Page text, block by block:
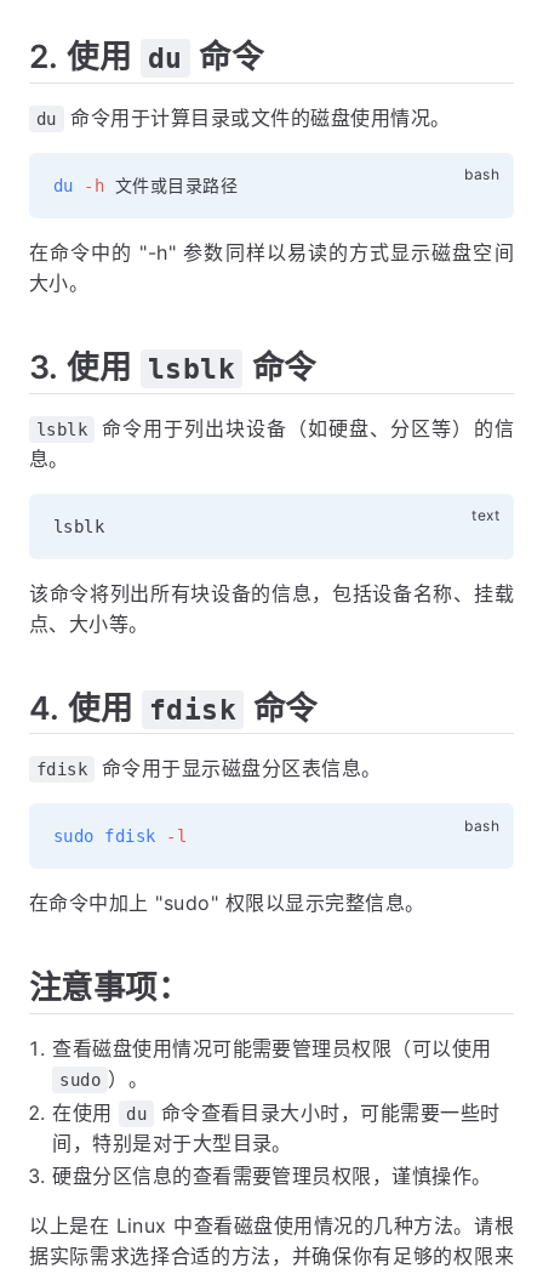
2. 使用 du 命令
du 命令用于计算目录或文件的磁盘使用情况。
du -h
在命令中的 "-h" 参数同样以易读的方式显示磁盘空间
大小。
3. 使用 lsblk 命令
lsblk
命令用于列出块设备（如硬盘、分区等）的信
息。
该命令将列出所有块设备的信息，包括设备名称、挂载
点、大小等。
4. 使用 fdisk 命令
fdisk 命令用于显示磁盘分区表信息。
sudo fdisk -l
在命令中加上 "sudo" 权限以显示完整信息。
注意事项：
查看磁盘使用情况可能需要管理员权限（可以使用
sudo ）。
在使用
du
命令查看目录大小时，可能需要一些时
间，特别是对于大型目录。
硬盘分区信息的查看需要管理员权限，谨慎操作。
以上是在 Linux 中查看磁盘使用情况的几种方法。请根
据实际需求选择合适的方法，并确保你有足够的权限来